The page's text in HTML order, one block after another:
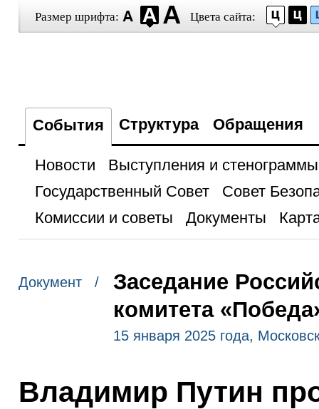
Размер шрифта: Цвета сайта:
События Структура Обращения
Новости
Выступления и стенограммы
Государственный Совет
Совет
Комиссии и советы
Документы
Документ /
Заседание
комитета
15 января 2025 года,
Владимир Путин